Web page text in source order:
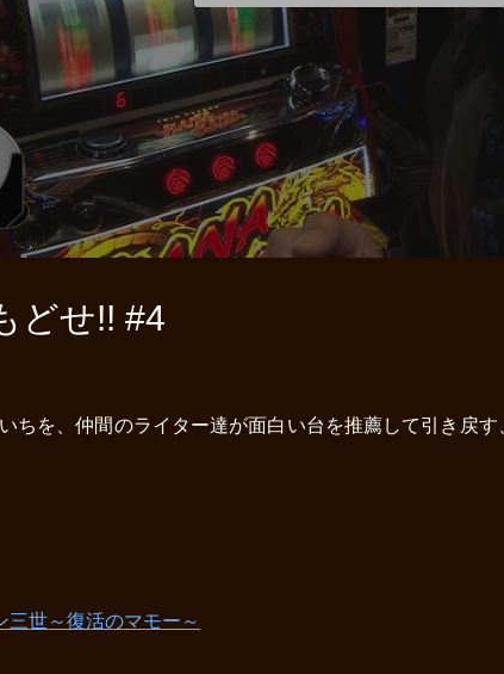
どせ!! #4
ちを、仲間のライター達が面白い台を推薦して引き戻
三世～復活のマモー～